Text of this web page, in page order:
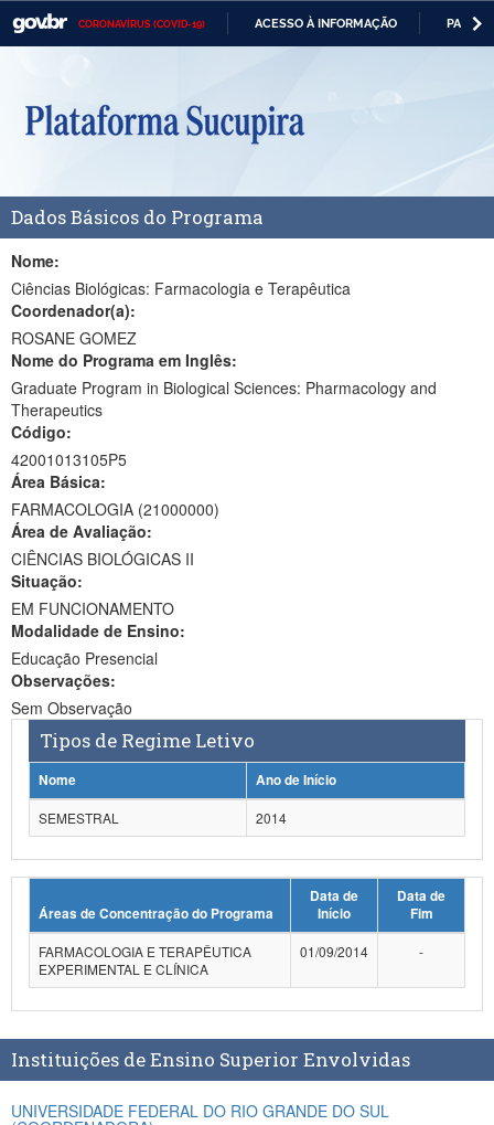
CORONAVÍRUS (COVID-19) ACESSO À INFORMAÇÃO
Casa Civil
Ministério da Defesa
Ministério da Economia
Ministério da Infraestrutura
Ministério da Agricultura, Pecuária e Abastecimento
Ministério da Educação
Ministério da Cidadania
Ministério da Saúde
Ministério de Minas e Energia
Ministério da Ciência, Tecnologia, Inovações e Comunicações
Ministério do Meio Ambiente
Ministério do Turismo
Ministério do Desenvolvimento Regional
Ministério da Mulher, da Família e dos Direitos Humanos
Secretaria-Geral
Gabinete de Segurança Institucional
Advocacia-Geral da União
Banco Central do Brasil
Planalto
Dados Básicos do Programa
Nome:
Ciências Biológicas: Farmacologia e Terapêutica
Coordenador(a):
ROSANE GOMEZ
Nome do Programa em Inglês:
Graduate Program in Biological Sciences: Pharmacology and
Therapeutics
Código:
42001013105P5
Área Básica:
FARMACOLOGIA (21000000)
Área de Avaliação:
CIÊNCIAS BIOLÓGICAS II
Situação:
EM FUNCIONAMENTO
Modalidade de Ensino:
Educação Presencial
Observações:
Sem Observação
Tipos de Regime Letivo
Nome
Ano de Início
SEMESTRAL
2014
Áreas de Concentração do Programa
Data de
Início
Data de
Fim
FARMACOLOGIA E TERAPÊUTICA
EXPERIMENTAL E CLÍNICA
01/09/2014 -
Instituições de Ensino Superior Envolvidas
UNIVERSIDADE FEDERAL DO RIO GRANDE DO SUL